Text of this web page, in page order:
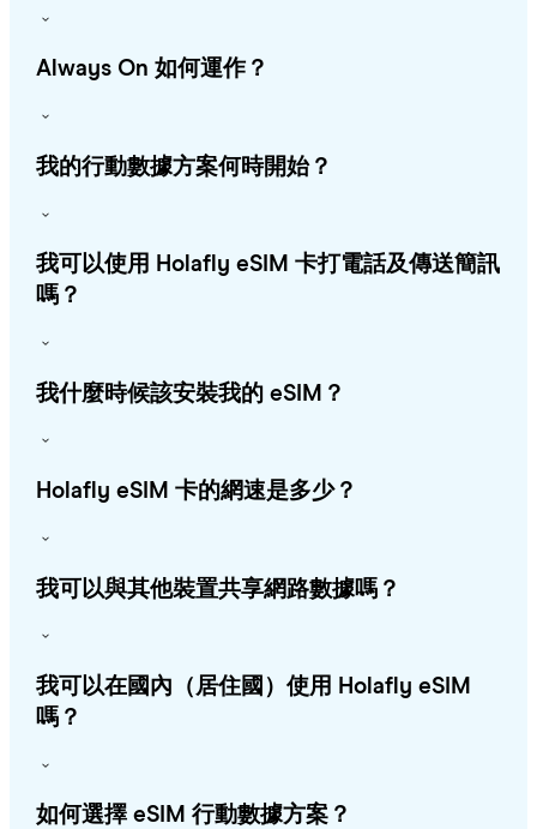
Always On 如何運作？
我的行動數據方案何時開始？
我可以使用 Holafly eSIM 卡打電話及傳送簡訊
嗎？
我什麼時候該安裝我的 eSIM？
Holafly eSIM 卡的網速是多少？
我可以與其他裝置共享網路數據嗎？
我可以在國內（居住國）使用 Holafly eSIM
嗎？
如何選擇 eSIM 行動數據方案？